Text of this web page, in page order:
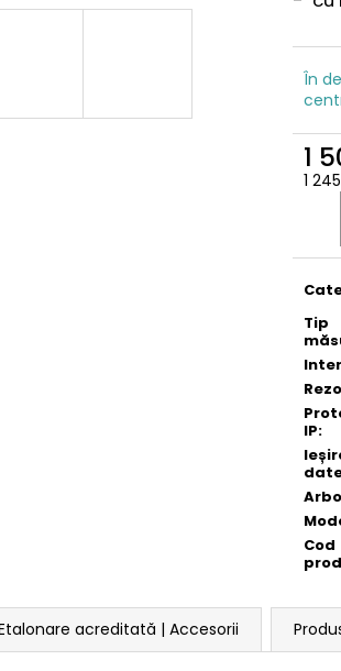
În
1
1
Tip
IP:
Cod
acreditată | Accesorii